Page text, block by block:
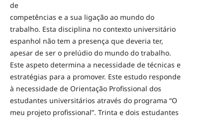
de
competências e a sua ligação ao mundo do
trabalho. Esta disciplina no contexto universitário
espanhol não tem a presença que deveria ter,
apesar de ser o prelúdio do mundo do trabalho.
Este aspeto determina a necessidade de técnicas e
estratégias para a promover. Este estudo responde
à necessidade de Orientação Profissional dos
estudantes universitários através do programa “O
meu projeto profissional”. Trinta e dois estudantes